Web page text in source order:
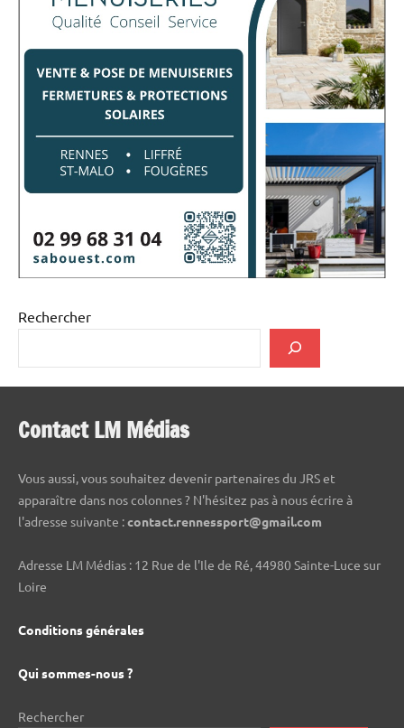
Rechercher
Contact LM Médias
Vous aussi, vous souhaitez devenir partenaires du JRS et
apparaître dans nos colonnes ? N'hésitez pas à nous écrire à
l'adresse suivante :contact.rennessport@gmail.com
Adresse LM Médias : 12 Rue de l'Ile de Ré, 44980 Sainte-Luce sur
Loire
Conditions générales
Qui sommes-nous ?
Rechercher